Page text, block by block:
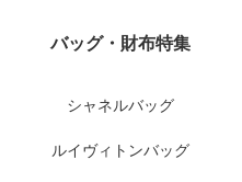
バッグ・財布特集
シャネルバッグ
ルイヴィトンバッグ